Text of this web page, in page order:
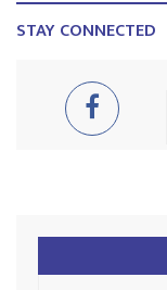
STAY CONNECTED